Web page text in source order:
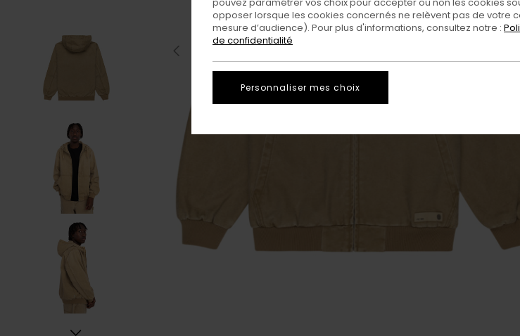
opposer lorsque les cookies concernés ne relèvent pas de votre
mesure d’audience). Pour plus d'informations, consultez notre :
de confidentialité
Personnaliser mes choix